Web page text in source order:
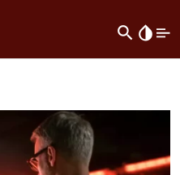
search invert_colors